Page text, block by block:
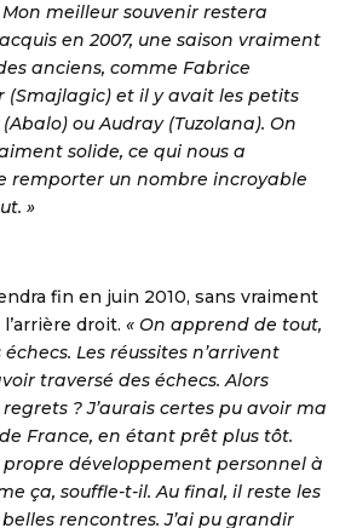
meilleur souvenir restera
en 2007, une saison vraiment
anciens, comme Fabrice
(Smajlagic) et il y avait les petits
ou Audray (Tuzolana). On
solide, ce qui nous a
remporter un nombre incroyable
»
fin en juin 2010, sans vraiment
droit. « On apprend de tout,
Les réussites n’arrivent
traversé des échecs. Alors
? J’aurais certes pu avoir ma
France, en étant prêt plus tôt.
propre développement personnel à
ça, souffle-t-il. Au final, il reste les
rencontres. J’ai pu grandir